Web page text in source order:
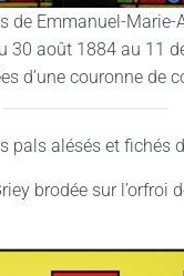
de Emmanuel-Marie-
30 août 1884 au 11
d’une couronne de
pals alésés et fichés
brodée sur l’orfroi